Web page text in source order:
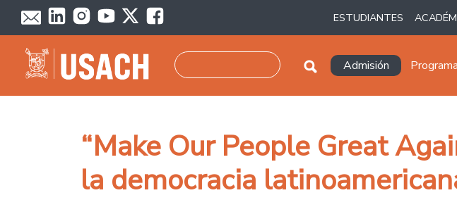
Pasar al contenido principal
ESTUDIANTES
Navegación principal
Admisión
“Make Our People Great
la democracia